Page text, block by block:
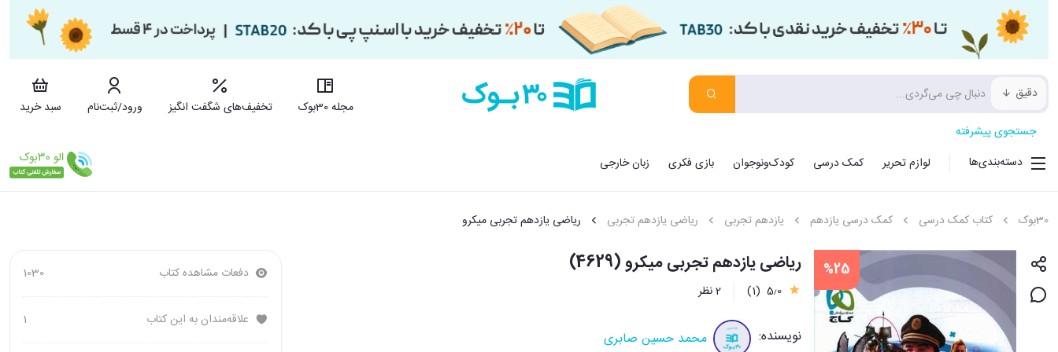
دقیق
مجله 30بوک تخفیف‌های شگفت انگیز ورود/ثبت‌نام
سبد خرید
جستجوی پیشرفته
دسته‌بندی‌ها
لوازم تحریر کمک درسی کودک‌ونوجوان بازی فکری زبان خارجی
30بوک کتاب کمک درسی کمک درسی یازدهم یازدهم تجربی ریاضی یازدهم تجربی ریاضی یازدهم تجربی میکرو
%25 ریاضی یازدهم تجربی میکرو (4629)
5٫0 (1) 2 نظر
نویسنده: محمد حسین صابری
دفعات مشاهده کتاب 1030
علاقه‌مندان به این کتاب 1